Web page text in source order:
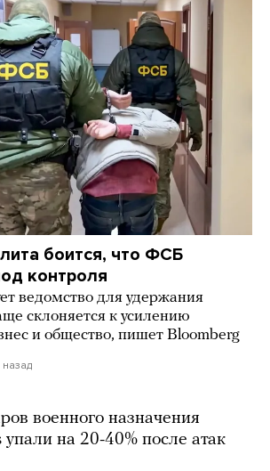
боится, что ФСБ
контроля
ведомство для удержания
склоняется к усилению
и общество, пишет Bloomberg
назад
военного назначения
на 20-40% после атак